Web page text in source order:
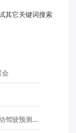
其它关键词搜索
会
模型挑战赛